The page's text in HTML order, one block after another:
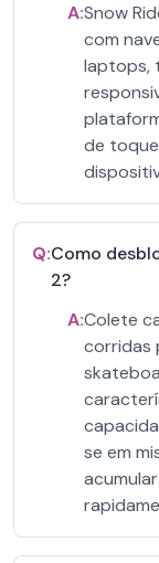
A:Snow
com
laptops,
de
Q:Como
2?
A:Colete
corridas
se em